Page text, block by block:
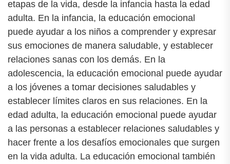
etapas de la vida, desde la infancia hasta la edad
adulta. En la infancia, la educación emocional
puede ayudar a los niños a comprender y expresar
sus emociones de manera saludable, y establecer
relaciones sanas con los demás. En la
adolescencia, la educación emocional puede ayudar
a los jóvenes a tomar decisiones saludables y
establecer límites claros en sus relaciones. En la
edad adulta, la educación emocional puede ayudar
a las personas a establecer relaciones saludables y
hacer frente a los desafíos emocionales que surgen
en la vida adulta. La educación emocional también